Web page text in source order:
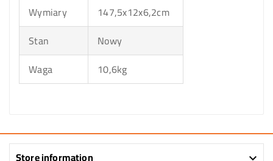
Wymiary
147,5x12x6,2cm
Stan
Nowy
Waga
10,6kg